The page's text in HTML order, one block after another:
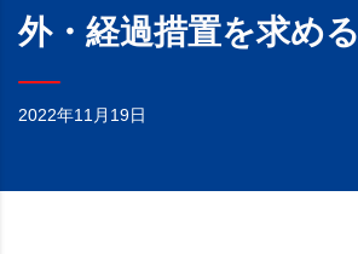
外・経過措置を求める
2022年11月19日